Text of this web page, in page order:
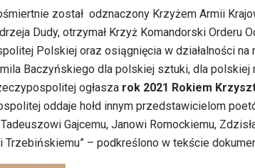
został odznaczony Krzyżem Armii
Dudy, otrzymał Krzyż Komandorski Orderu
Polskiej oraz osiągnięcia w działalności na
Baczyńskiego dla polskiej sztuki, dla polskiej
ogłasza rok 2021 Rokiem
oddaje hołd innym przedstawicielom
Gajcemu, Janowi Romockiemu,
– podkreślono w tekście